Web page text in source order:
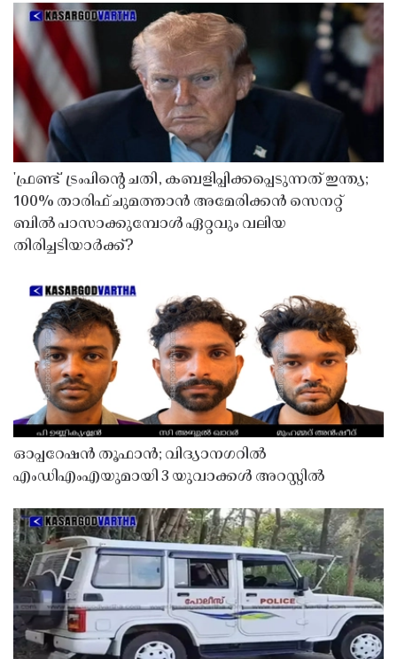
'ഫ്രണ്ട്' ട്രംപിന്റെ ചതി, കബളിപ്പിക്കപ്പെടുന്നത് ഇന്ത്യ;
100% താരിഫ് ചുമത്താൻ അമേരിക്കൻ സെനറ്റ്
ബിൽ പാസാക്കുമ്പോൾ ഏറ്റവും വലിയ
തിരിച്ചടിയാർക്ക്?
ഓപ്പറേഷൻ തൂഫാൻ; വിദ്യാനഗറിൽ
എംഡിഎംഎയുമായി 3 യുവാക്കൾ അറസ്റ്റിൽ